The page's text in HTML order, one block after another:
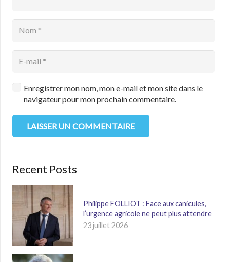
Enregistrer mon nom, mon e-mail et mon site dans le
navigateur pour mon prochain commentaire.
LAISSER UN COMMENTAIRE
Recent Posts
Philippe FOLLIOT : Face aux canicules,
l’urgence agricole ne peut plus attendre
23 juillet 2026